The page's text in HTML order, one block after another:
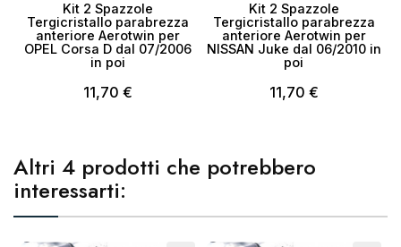
Kit 2 Spazzole
Tergicristallo parabrezza
anteriore Aerotwin per
OPEL Corsa D dal 07/2006
in poi
11,70 €
Kit 2 Spazzole
Tergicristallo parabrezza
anteriore Aerotwin per
NISSAN Juke dal 06/2010 in
poi
11,70 €
Altri 4 prodotti che potrebbero
interessarti: